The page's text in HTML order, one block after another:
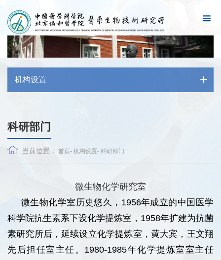
机构设置
科研部门
当前位置： 首页- 机构设置- 科研部门
微生物化学研究室
微生物化学室历史悠久，1956年成立的中国医学
科学院抗生素系下设化学提炼室，1958年扩建为抗菌
素研究所后，延续设立化学提炼室，黄大宾，王文翔
先后担任室主任。1980-1985年化学提炼室室主任